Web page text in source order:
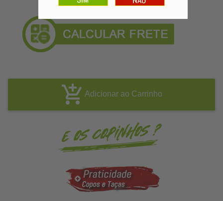
Adicionar ao Carrinho